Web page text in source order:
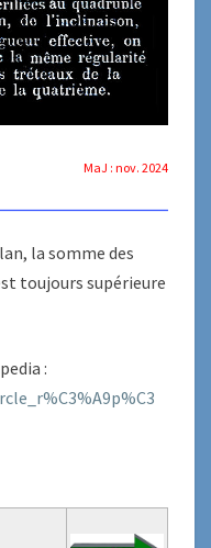
MaJ : nov. 2024
la somme des
toujours supérieure
: